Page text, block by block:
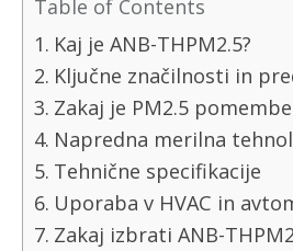
Table of Contents
Kaj je ANB-THPM2.5?
Ključne značilnosti in
Zakaj je PM2.5
Napredna merilna
Tehnične specifikacije
Uporaba v HVAC in
Zakaj izbrati ANB-